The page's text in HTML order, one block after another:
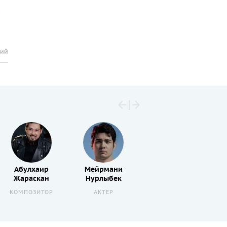
Абулхаир
Жараскан
КОМПОЗИТОР
Мейрмани
Нурлыбек
АКТЕР